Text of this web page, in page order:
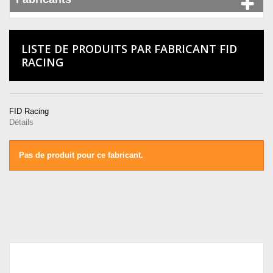
LISTE DE PRODUITS PAR FABRICANT FID
RACING
FID Racing
Détails
Pas de produit pour ce fabricant.